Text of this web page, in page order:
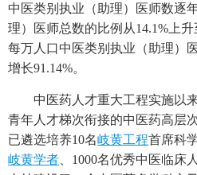
中医类别执业（助理）医师数逐
理）医师总数的比例从14.1%上升
每万人口中医类别执业（助理）
增长91.14%。
中医药人才重大工程实施以
青年人才梯次衔接的中医药高层
已遴选培养10名岐黄工程首席科
岐黄学者 、1000名优秀中医临床